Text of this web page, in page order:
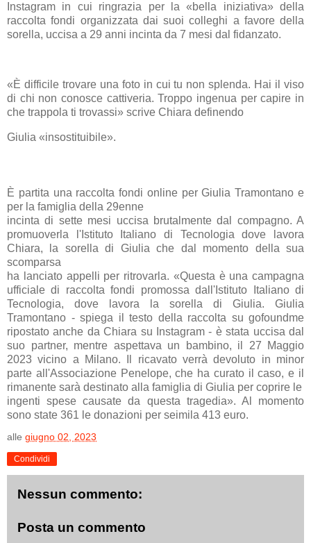
Instagram in cui ringrazia per la «bella iniziativa» della
raccolta fondi organizzata dai suoi colleghi a favore della
sorella, uccisa a 29 anni incinta da 7 mesi dal fidanzato.
«È difficile trovare una foto in cui tu non splenda. Hai il viso
di chi non conosce cattiveria. Troppo ingenua per capire in
che trappola ti trovassi» scrive Chiara definendo
Giulia «insostituibile».
È partita una raccolta fondi online per Giulia Tramontano e
per la famiglia della 29enne
incinta di sette mesi uccisa brutalmente dal compagno. A
promuoverla l'Istituto Italiano di Tecnologia dove lavora
Chiara, la sorella di Giulia che dal momento della sua
scomparsa
ha lanciato appelli per ritrovarla. «Questa è una campagna
ufficiale di raccolta fondi promossa dall'Istituto Italiano di
Tecnologia, dove lavora la sorella di Giulia. Giulia
Tramontano - spiega il testo della raccolta su gofoundme
ripostato anche da Chiara su Instagram - è stata uccisa dal
suo partner, mentre aspettava un bambino, il 27 Maggio
2023 vicino a Milano. Il ricavato verrà devoluto in minor
parte all'Associazione Penelope, che ha curato il caso, e il
rimanente sarà destinato alla famiglia di Giulia per coprire le
ingenti spese causate da questa tragedia». Al momento
sono state 361 le donazioni per seimila 413 euro.
alle giugno 02, 2023
Condividi
Nessun commento:
Posta un commento